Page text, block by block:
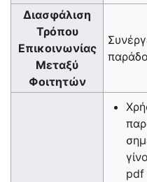
Διασφάλιση
Τρόπου
Επικοινωνίας
Μεταξύ
Φοιτητών
pdf